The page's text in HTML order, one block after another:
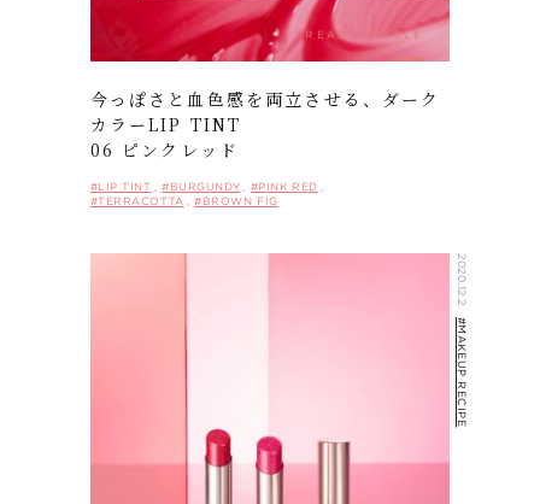
SHOP LIST
NEWS
ARCHIVES
COMPANY
PRIVACY POLICY
READ ARTICLE
今っぽさと血色感を両立させる、ダーク
カラーLIP TINT
06 ピンクレッド
#LIP TINT #BURGUNDY
#PINK RED
#TERRACOTTA
#BROWN FIG
2020.12.2
#MAKEUP RECIPE